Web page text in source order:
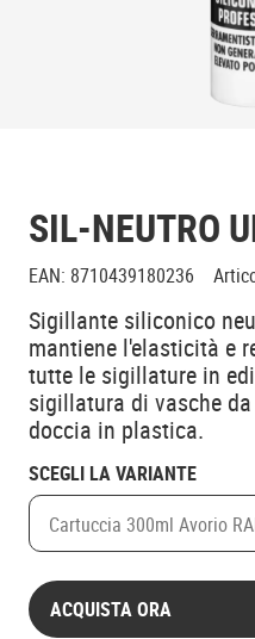
SIL-NEUTRO
EAN: 8710439180236
Sigillante siliconico
mantiene l'elasticità e
tutte le sigillature in
sigillatura di vasche
doccia in plastica.
SCEGLI LA VARIANTE
Cartuccia 300ml Avorio
ACQUISTA ORA